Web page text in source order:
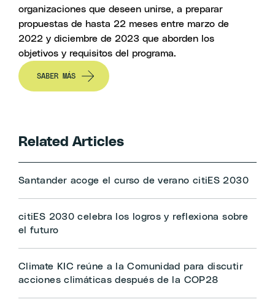
organizaciones que deseen unirse, a preparar
propuestas de hasta 22 meses entre marzo de
2022 y diciembre de 2023 que aborden los
objetivos y requisitos del programa.
SABER MÁS
Related Articles
Santander acoge el curso de verano citiES 2030
citiES 2030 celebra los logros y reflexiona sobre
el futuro
Climate KIC reúne a la Comunidad para discutir
acciones climáticas después de la COP28